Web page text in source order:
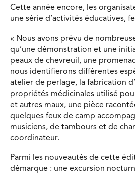
Cette année encore, les
une série d’activités éducatives,
« Nous avons prévu de
qu’une démonstration et une
peaux de chevreuil, une
nous identifierons différentes
atelier de perlage, la fabrication
propriétés médicinales utilisé
et autres maux, une pièce
quelques feux de camp
musiciens, de tambours et de
coordinateur.
Parmi les nouveautés de cette
démarque : une excursion